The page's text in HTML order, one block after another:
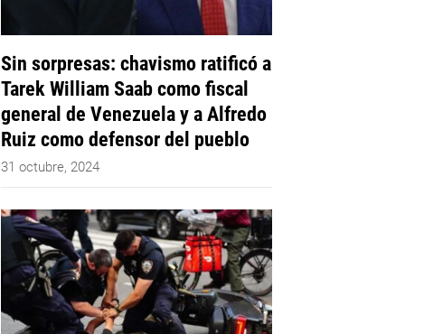
Sin sorpresas: chavismo ratificó a
Tarek William Saab como fiscal
general de Venezuela y a Alfredo
Ruiz como defensor del pueblo
31 octubre, 2024